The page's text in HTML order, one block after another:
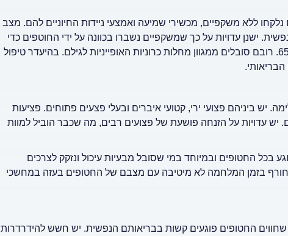
ללא משקפיים, מכשירי שמיעה ואמצעי ניידות החיוניים להם. מצב
ישנן עדויות על כך שמשקפיים נשברו בכוונה על ידי החוטפים כדי
להשפיל ולפגוע בחטופים. כ-10% מהחטופים הם מעל גיל 65. רובם סובלים ממגוון מחלות כרוניות האופייניות לגילם. בהיעדר טיפול
ביניהם פצועי ירי, קטועי איברים ובעלי פצעים פתוחים. פציעות
יש עדויות על הזנחה פושעת של פצועים רבים, מה שכבר הוביל למוות
בכל החטופים ובמיוחד במי שסובל מבעיות עיכול ונזקק לצרכים
בחורף בזמן המלחמה לא מיטיבה עם מצבם של החטופים בעזה במחשכי
החטופים פוגעים קשות בבריאותם הנפשית. יש חשש להידרדרות